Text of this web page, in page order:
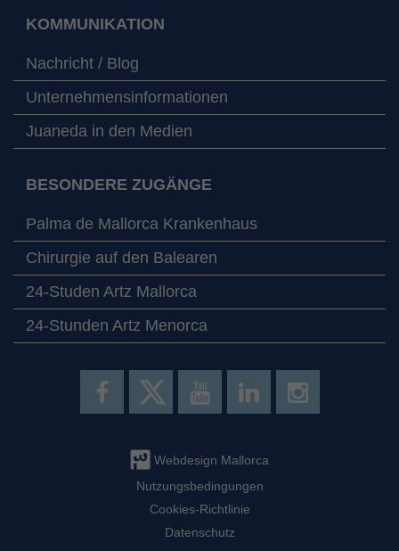
KOMMUNIKATION
Nachricht / Blog
Unternehmensinformationen
Juaneda in den Medien
BESONDERE ZUGÄNGE
Palma de Mallorca Krankenhaus
Chirurgie auf den Balearen
24-Studen Artz Mallorca
24-Stunden Artz Menorca
Webdesign Mallorca
Nutzungsbedingungen
Cookies-Richtlinie
Datenschutz